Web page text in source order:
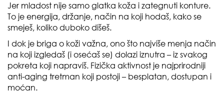
Jer mladost nije samo glatka koža i zategnuti konture.
To je energija, držanje, način na koji hodaš, kako se
smeješ, koliko duboko dišeš.
I dok je briga o koži važna, ono što najviše menja način
na koji izgledaš (i osećaš se) dolazi iznutra – iz svakog
pokreta koji napraviš. Fizička aktivnost je najprirodniji
anti-aging tretman koji postoji – besplatan, dostupan i
moćan.